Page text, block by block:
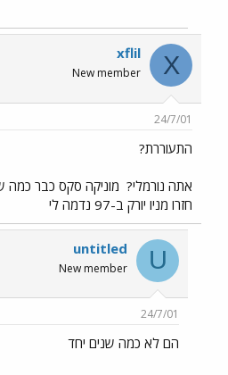
X
xflil
New member
24/7/01
התעוררת?
אתה נורמלי? מוניקה סקס כבר כמה
חזרו מניו יורק ב-97 נדמה לי
U
untitled
New member
24/7/01
הם לא כמה שנים יחד